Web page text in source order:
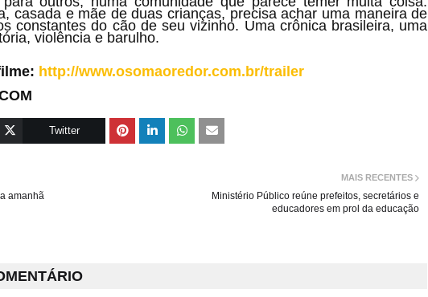
casada e mãe de duas crianças, precisa achar uma maneira de
constantes do cão de seu vizinho. Uma crônica brasileira, uma
violência e barulho.
http://www.osomaoredor.com.br/trailer
Twitter
MAIS RECENTES
Ministério Público reúne prefeitos, secretários e
educadores em prol da educação
amanhã